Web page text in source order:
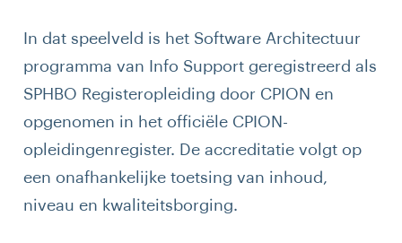
In dat speelveld is het Software Architectuur
programma van Info Support geregistreerd als
SPHBO Registeropleiding door CPION en
opgenomen in het officiële CPION-
opleidingenregister. De accreditatie volgt op
een onafhankelijke toetsing van inhoud,
niveau en kwaliteitsborging.